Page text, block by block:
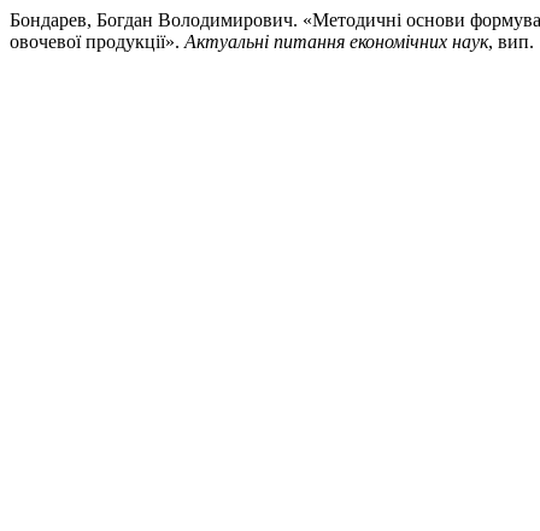
Бондарев, Богдан Володимирович. «Методичні основи
овочевої продукції». Актуальні питання економічних наук, вип.